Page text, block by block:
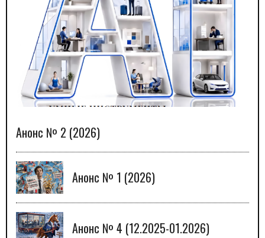
Анонс № 2 (2026)
Анонс № 1 (2026)
Анонс № 4 (12.2025-01.2026)